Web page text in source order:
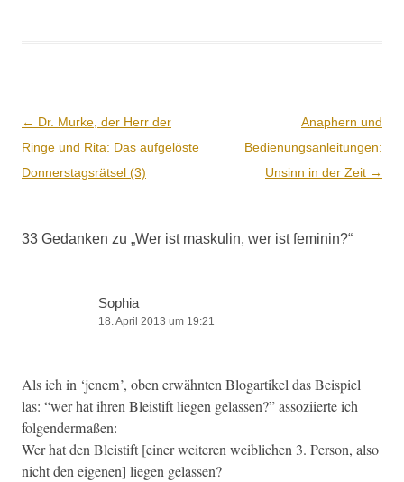
Beitrags-
Navigation
← Dr. Murke, der Herr der
Ringe und Rita: Das aufgelöste
Donnerstagsrätsel (3)
Anaphern und
Bedienungsanleitungen:
Unsinn in der Zeit →
33 Gedanken zu „Wer ist maskulin, wer ist feminin?“
Sophia
18. April 2013 um 19:21
Als ich in ‘jen­em’, oben erwäh­n­ten Blog­a­r­tikel das Beispiel
las: “wer hat ihren Bleis­tift liegen gelassen?” assozi­ierte ich
folgendermaßen:
Wer hat den Bleis­tift [ein­er weit­eren weib­lichen 3. Per­son, also
nicht den eige­nen] liegen gelassen?